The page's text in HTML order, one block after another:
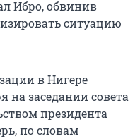
Ибро, обвинив
ситуацию
в Нигере
на заседании совета
президента
по словам